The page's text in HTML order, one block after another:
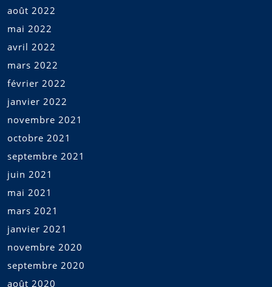
août 2022
mai 2022
avril 2022
mars 2022
février 2022
janvier 2022
novembre 2021
octobre 2021
septembre 2021
juin 2021
mai 2021
mars 2021
janvier 2021
novembre 2020
septembre 2020
août 2020